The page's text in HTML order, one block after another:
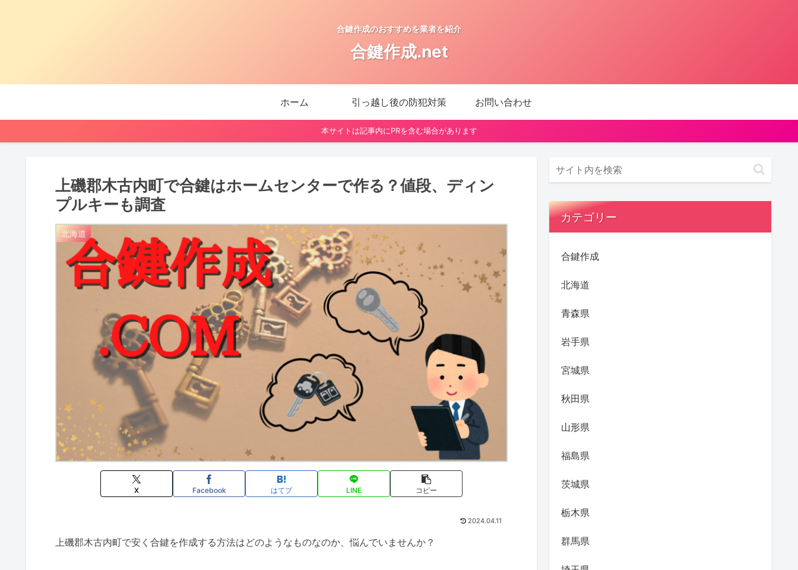
合鍵作成のおすすめを業者を紹介
合鍵作成.net
ホーム 引っ越し後の防犯対策 お問い合わせ
本サイトは記事内にPRを含む場合があります
上磯郡木古内町で合鍵はホームセンターで作る？値段、ディン
プルキーも調査
北海道
X Facebook はてブ LINE コピー
2024.04.11
上磯郡木古内町で安く合鍵を作成する方法はどのようなものなのか、悩んでいませんか？
カテゴリー
合鍵作成
北海道
青森県
岩手県
宮城県
秋田県
山形県
福島県
茨城県
栃木県
群馬県